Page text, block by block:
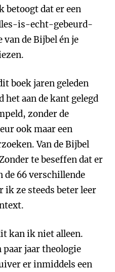
betoogt dat er een
is-echt-gebeurd-
van de Bijbel én je
boek jaren geleden
het aan de kant gelegd
zonder de
ook maar een
Van de Bijbel
te beseffen dat er
de 66 verschillende
ik ze steeds beter leer
kan ik niet alleen.
paar jaar theologie
er inmiddels een